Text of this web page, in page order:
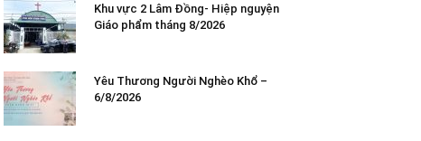
Khu vực 2 Lâm Đồng- Hiệp nguyện
Giáo phẩm tháng 8/2026
Yêu Thương Người Nghèo Khổ –
6/8/2026